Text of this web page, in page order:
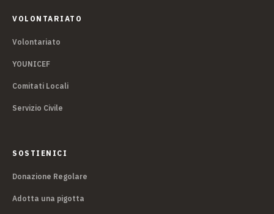
VOLONTARIATO
Volontariato
YOUNICEF
Comitati Locali
Servizio Civile
SOSTIENICI
Donazione Regolare
Adotta una pigotta